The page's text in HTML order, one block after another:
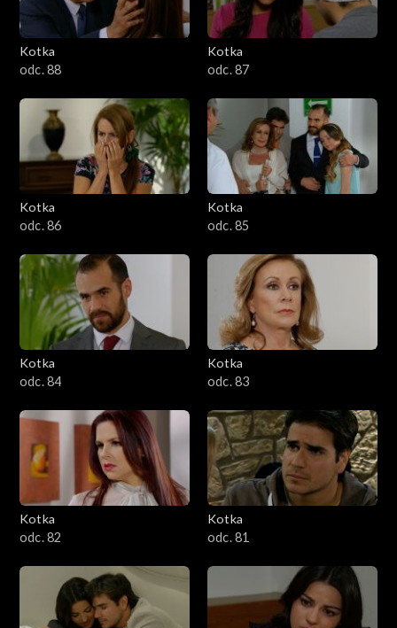
Kotka
odc. 88
Kotka
odc. 87
Kotka
odc. 86
Kotka
odc. 85
Kotka
odc. 84
Kotka
odc. 83
Kotka
odc. 82
Kotka
odc. 81